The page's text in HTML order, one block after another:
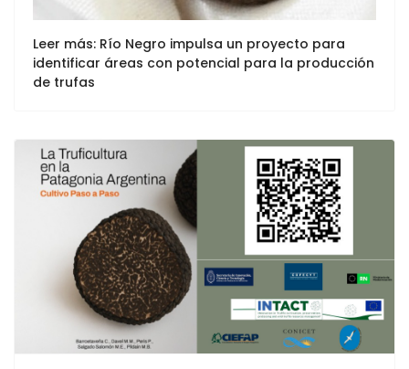
Leer más: Río Negro impulsa un proyecto para
identificar áreas con potencial para la producción
de trufas